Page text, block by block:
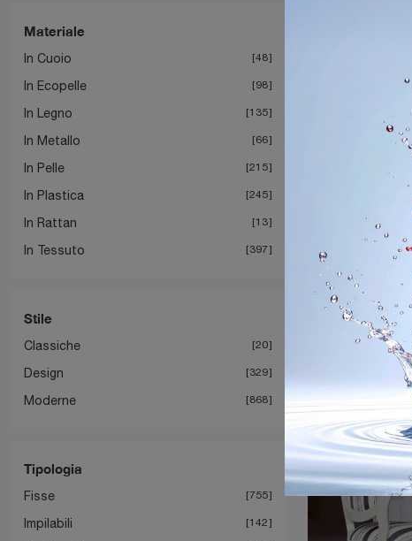
Materiale
In Cuoio 48
In Ecopelle 98
In Legno 135
In Metallo 66
In Pelle 215
In Plastica 245
In Rattan 13
In Tessuto 397
Stile
Classiche 20
Design 329
Moderne 868
Tipologia
Fisse 755
Impilabili 142